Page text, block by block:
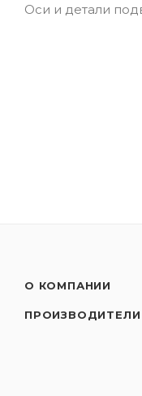
Оси и детали
О КОМПАНИИ
ПРОИЗВОДИТЕЛИ